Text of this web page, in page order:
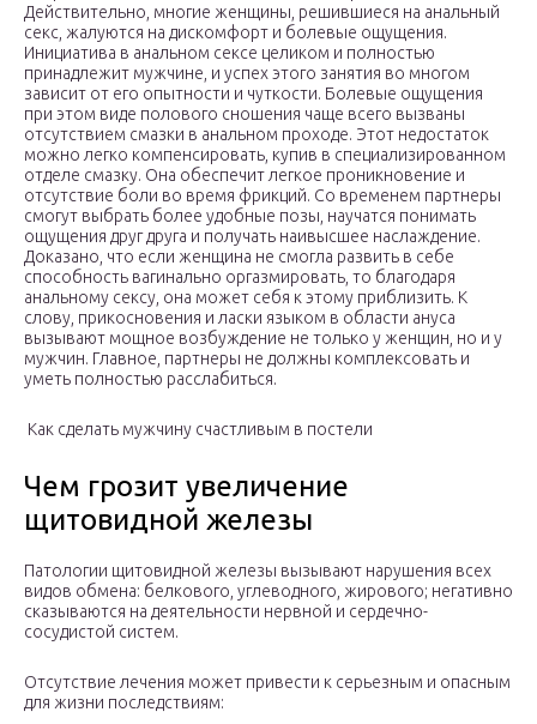
Действительно, многие женщины, решившиеся на анальный
секс, жалуются на дискомфорт и болевые ощущения.
Инициатива в анальном сексе целиком и полностью
принадлежит мужчине, и успех этого занятия во многом
зависит от его опытности и чуткости. Болевые ощущения
при этом виде полового сношения чаще всего вызваны
отсутствием смазки в анальном проходе. Этот недостаток
можно легко компенсировать, купив в специализированном
отделе смазку. Она обеспечит легкое проникновение и
отсутствие боли во время фрикций. Со временем партнеры
смогут выбрать более удобные позы, научатся понимать
ощущения друг друга и получать наивысшее наслаждение.
Доказано, что если женщина не смогла развить в себе
способность вагинально оргазмировать, то благодаря
анальному сексу, она может себя к этому приблизить. К
слову, прикосновения и ласки языком в области ануса
вызывают мощное возбуждение не только у женщин, но и у
мужчин. Главное, партнеры не должны комплексовать и
уметь полностью расслабиться.
Как сделать мужчину счастливым в постели
Чем грозит увеличение
щитовидной железы
Патологии щитовидной железы вызывают нарушения всех
видов обмена: белкового, углеводного, жирового; негативно
сказываются на деятельности нервной и сердечно-
сосудистой систем.
Отсутствие лечения может привести к серьезным и опасным
для жизни последствиям: